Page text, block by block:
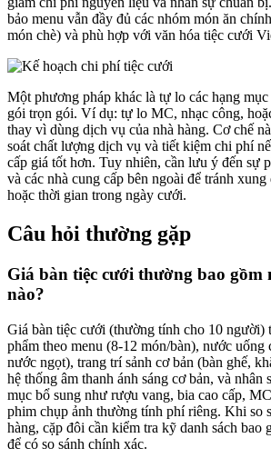
bảo menu vẫn đầy đủ các nhóm món ăn
món chè) và phù hợp với văn hóa tiệc cưới
Một phương pháp khác là tự lo các hạng
gói trọn gói. Ví dụ: tự lo MC, nhạc công,
thay vì dùng dịch vụ của nhà hàng. Cơ chế
soát chất lượng dịch vụ và tiết kiệm chi phí
cấp giá tốt hơn. Tuy nhiên, cần lưu ý đến sự
và các nhà cung cấp bên ngoài để tránh
hoặc thời gian trong ngày cưới.
Câu hỏi thường gặp
Giá bàn tiệc cưới thường bao gồm
nào?
Giá bàn tiệc cưới (thường tính cho 10 người)
phẩm theo menu (8-12 món/bàn), nước uống
nước ngọt), trang trí sảnh cơ bản (bàn ghế,
hệ thống âm thanh ánh sáng cơ bản, và nhân
mục bổ sung như rượu vang, bia cao cấp,
phim chụp ảnh thường tính phí riêng. Khi so
hàng, cặp đôi cần kiểm tra kỹ danh sách bao
để có so sánh chính xác.